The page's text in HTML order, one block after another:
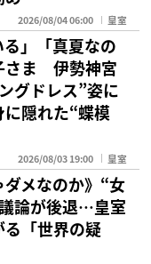
2026/08/04 06:00 皇室
る」「真夏なの
さま 伊勢神宮
グドレス”姿に
隠れた“蝶模
2026/08/03 19:00 皇室
ダメなのか》“女
論が後退…皇室
「世界の疑